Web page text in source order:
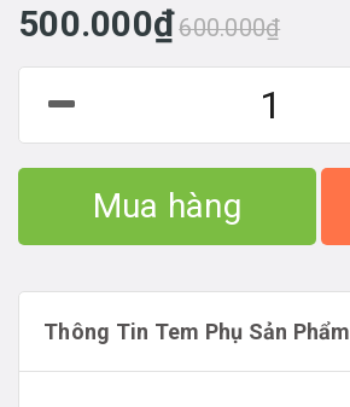
500.000₫600.000₫
Mua hàng
Thông Tin Tem Phụ Sản Phẩm